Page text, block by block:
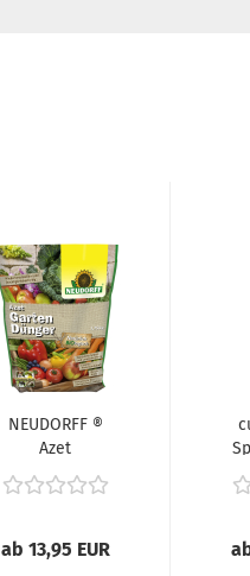
NEUDORFF ®
Azet
GartenDünger
ab 13,95 EUR